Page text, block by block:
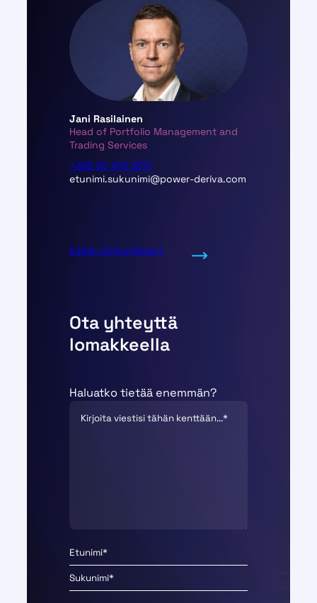
Jani Rasilainen
Head of Portfolio Management and
Trading Services
+358 50 410 3317
etunimi.sukunimi@power-deriva.com
Kaikki yhteystiedot
Ota yhteyttä
lomakkeella
Haluatko tietää enemmän?
N
i
m
i
E
t